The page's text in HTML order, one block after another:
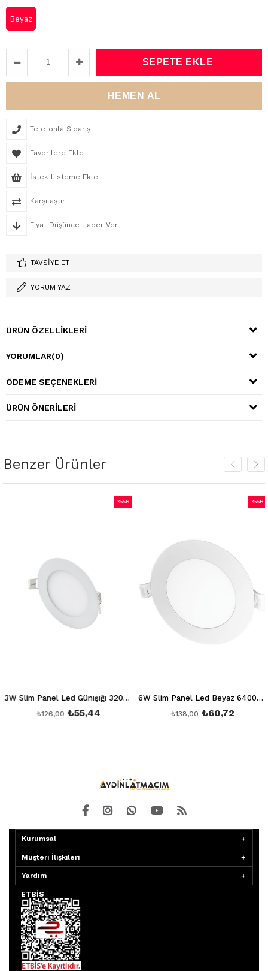
Beyaz
Telefonla Sipariş
Favorilere Ekle
İstek Listeme Ekle
Karşılaştır
Fiyat Düşünce Haber Ver
TAVSIYE ET
YORUM YAZ
ÜRÜN ÖZELLIKLERI
YORUMLAR(0)
ÖDEME SEÇENEKLERI
ÜRÜN ÖNERILERI
Benzer Ürünler
3W Slim Panel Led Günışığı 3200K Ct 5144
₺55,44
₺126,00
%56
6W Slim Panel Led Beyaz 6400K Ct 5145
₺60,72
₺138,00
%56
Kurumsal
Müşteri İlişkileri
Yardım
ETBİS